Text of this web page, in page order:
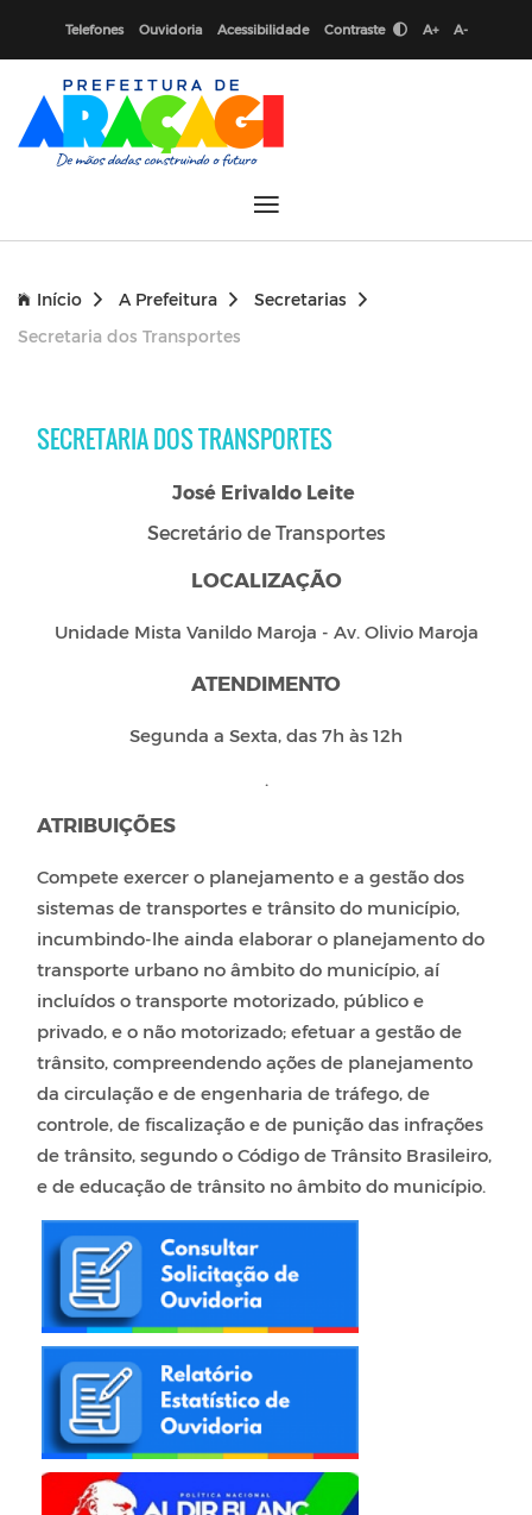
Telefones Ouvidoria Acessibilidade Contraste A+ A-
Início A Prefeitura
Secretarias
Secretaria dos Transportes
SECRETARIA DOS TRANSPORTES
José Erivaldo Leite
Secretário de Transportes
LOCALIZAÇÃO
Unidade Mista Vanildo Maroja - Av. Olivio Maroja
ATENDIMENTO
Segunda a Sexta, das 7h às 12h
.
ATRIBUIÇÕES
Compete exercer o planejamento e a gestão dos
sistemas de transportes e trânsito do município,
incumbindo-lhe ainda elaborar o planejamento do
transporte urbano no âmbito do município, aí
incluídos o transporte motorizado, público e
privado, e o não motorizado; efetuar a gestão de
trânsito, compreendendo ações de planejamento
da circulação e de engenharia de tráfego, de
controle, de fiscalização e de punição das infrações
de trânsito, segundo o Código de Trânsito Brasileiro,
e de educação de trânsito no âmbito do município.